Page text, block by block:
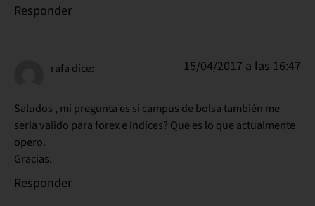
Responder
rafa dice: 15/04/2017 a las 16:47
Saludos , mi pregunta es si campus de bolsa también me
seria valido para forex e índices? Que es lo que actualmente
opero.
Gracias.
Responder